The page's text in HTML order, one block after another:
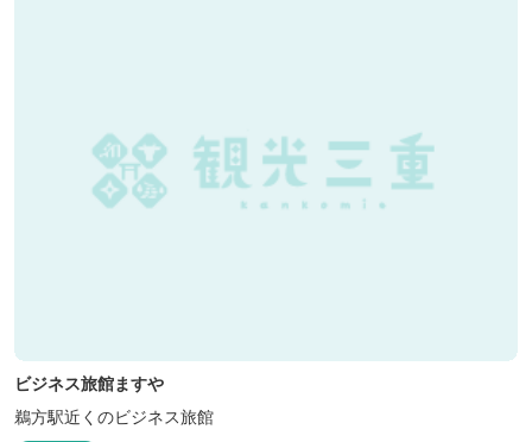
ビジネス旅館ますや
鵜方駅近くのビジネス旅館